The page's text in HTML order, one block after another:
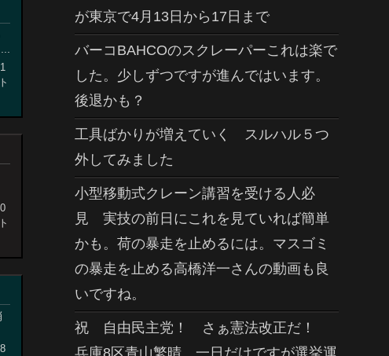
が東京で4月13日から17日まで
バーコBAHCOのスクレーパーこれは楽で
した。少しずつですが進んではいます。
後退かも？
工具ばかりが増えていく スルハル５つ
外してみました
小型移動式クレーン講習を受ける人必
見 実技の前日にこれを見ていれば簡単
かも。荷の暴走を止めるには。マスゴミ
の暴走を止める高橋洋一さんの動画も良
いですね。
祝 自由民主党！ さぁ憲法改正だ！
兵庫8区青山繁晴 一日だけですが選挙運